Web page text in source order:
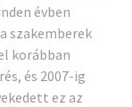
évben
szakemberek
korábban
és 2007-ig
ez az